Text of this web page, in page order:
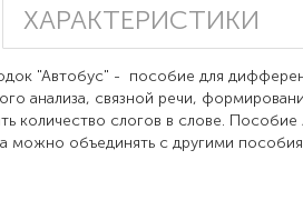
ХАРАКТЕРИСТИКИ
"Автобус" - пособие для
анализа, связной речи,
количество слогов в слове.
а можно объединять с другими